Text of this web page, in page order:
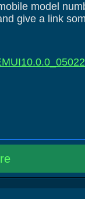
model
give a link